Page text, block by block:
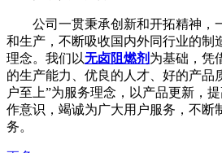
公司一贯秉承创新和开拓精神，
和生产，不断吸收国内外同行业的制
理念。我们以无卤阻燃剂 为基础，凭
的生产能力、优良的人才、好的产品
户至上”为服务理念，以产品更新，
作意识，竭诚为广大用户服务，不断
务。